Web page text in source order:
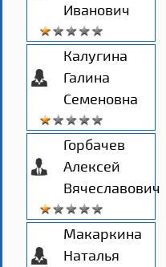
Иванович
Калугина
Галина
Семеновна
Горбачев
Алексей
Вячеславович
Макаркина
Наталья